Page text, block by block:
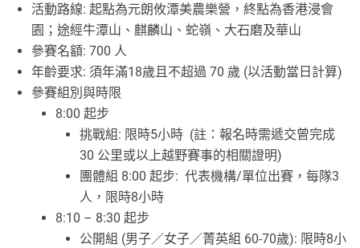
活動路線: 起點為元朗攸潭美農樂營，終點為香港浸會
園；途經牛潭山、麒麟山、蛇嶺、大石磨及華山
參賽名額: 700 人
年齡要求: 須年滿18歲且不超過 70 歲 (以活動當日計算)
參賽組別與時限
8:00 起步
挑戰組: 限時5小時 (註：報名時需遞交曾完成
30 公里或以上越野賽事的相關證明)
團體組 8:00 起步: 代表機構/單位出賽，每隊3
人，限時8小時
8:10 – 8:30 起步
公開組 (男子／女子／菁英組 60-70歲): 限時8小